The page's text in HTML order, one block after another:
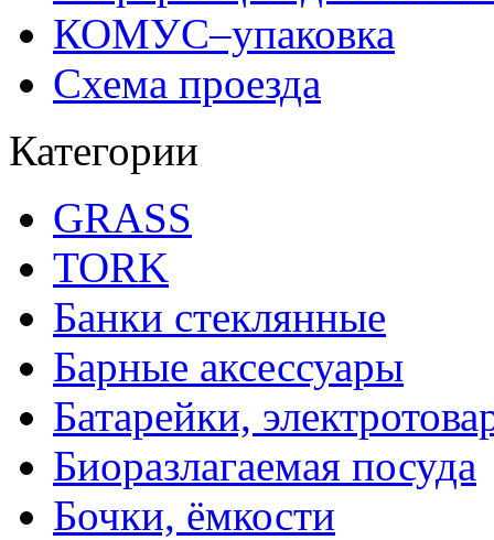
КОМУС–упаковка
Схема проезда
Категории
GRASS
TORK
Банки стеклянные
Барные аксессуары
Батарейки,
Биоразлагаемая посуда
Бочки, ёмкости